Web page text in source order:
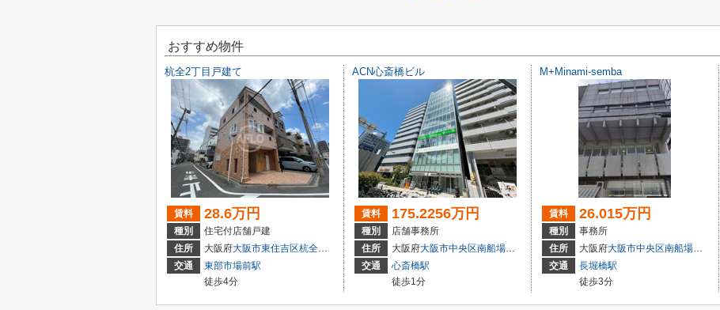
おすすめ物件
杭全2丁目戸建て
賃料 28.6万円
種別
住宅付店舗戸建
住所
大阪府大阪市東住吉区杭全２丁目
交通
東部市場前駅
徒歩4分
ACN心斎橋ビル
賃料 175.2256万円
種別
店舗事務所
住所
大阪府大阪市中央区南船場４丁目12-10
交通
心斎橋駅
徒歩1分
M+Minami-semba
賃料 26.015万円
種別
事務所
住所
大阪府大阪市中央区南船場１丁目
交通
長堀橋駅
徒歩3分